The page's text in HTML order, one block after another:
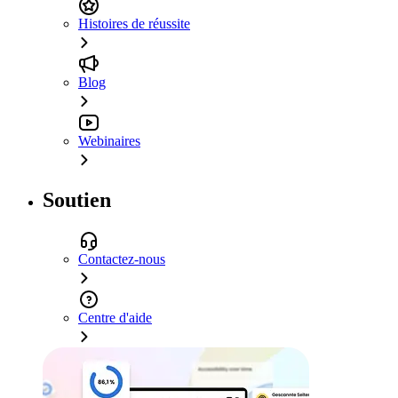
Histoires de réussite
Blog
Webinaires
Soutien
Contactez-nous
Centre d'aide